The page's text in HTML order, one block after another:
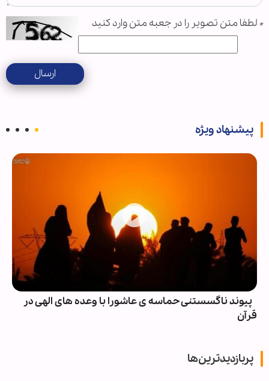
* لطفا متن تصویر را در جعبه متن وارد کنید
ارسال
پیشنهاد ویژه
پیوند ناگسستنی حماسه ی عاشورا با وعده های الهی در
قرآن
پربازدیدترین‌ها